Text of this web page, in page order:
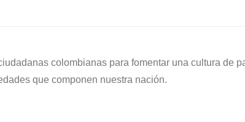
colombianas para fomentar una cultura de
que componen nuestra nación.